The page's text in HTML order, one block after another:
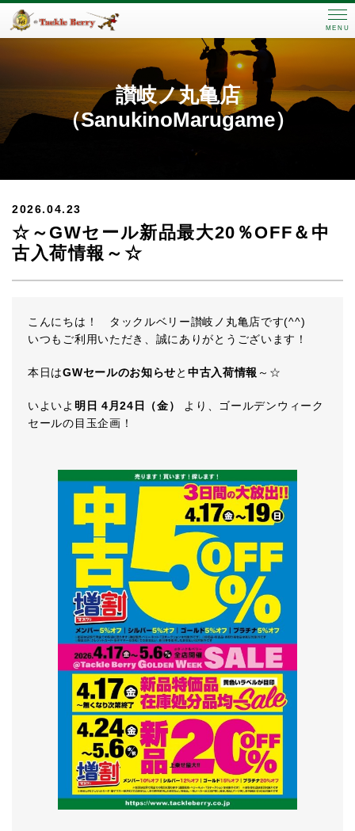
MENU
讃岐ノ丸亀店
（SanukinoMarugame）
2026.04.23
☆～GWセール新品最大20％OFF＆中
古入荷情報～☆
こんにちは！ タックルベリー讃岐ノ丸亀店です(^^)
いつもご利用いただき、誠にありがとうございます！
本日はGWセールのお知らせと 中古入荷情報 ～☆
いよいよ 明日 4月24日（金）
より、ゴールデンウィーク
セールの目玉企画！